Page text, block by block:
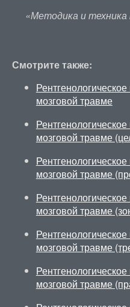
«Методика и техника
Смотрите также:
мозговой травме
мозговой травме
мозговой травме
мозговой травме
мозговой травме
мозговой травме